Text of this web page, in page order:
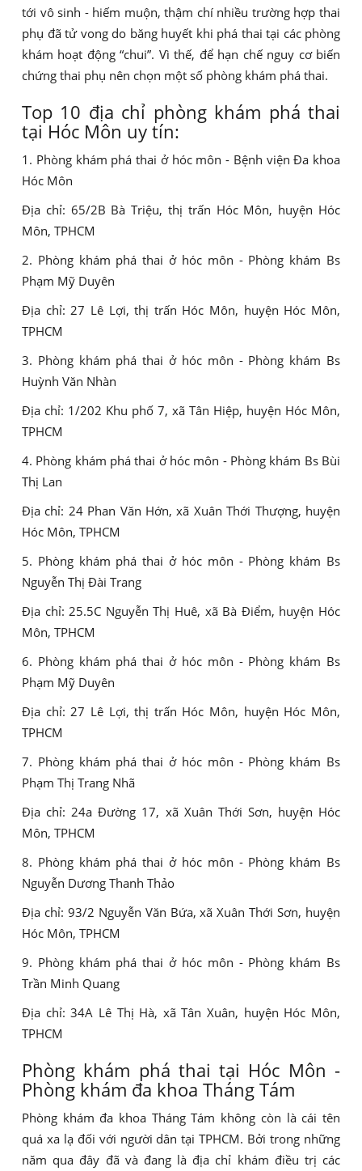
tới vô sinh - hiếm muộn, thậm chí nhiều trường hợp thai
phụ đã tử vong do băng huyết khi phá thai tại các phòng
khám hoạt động “chui”. Vì thế, để hạn chế nguy cơ biến
chứng thai phụ nên chọn một số phòng khám phá thai.
Top 10 địa chỉ phòng khám phá thai
tại Hóc Môn uy tín:
1. Phòng khám phá thai ở hóc môn - Bệnh viện Đa khoa
Hóc Môn
Địa chỉ: 65/2B Bà Triệu, thị trấn Hóc Môn, huyện Hóc
Môn, TPHCM
2. Phòng khám phá thai ở hóc môn - Phòng khám Bs
Phạm Mỹ Duyên
Địa chỉ: 27 Lê Lợi, thị trấn Hóc Môn, huyện Hóc Môn,
TPHCM
3. Phòng khám phá thai ở hóc môn - Phòng khám Bs
Huỳnh Văn Nhàn
Địa chỉ: 1/202 Khu phố 7, xã Tân Hiệp, huyện Hóc Môn,
TPHCM
4. Phòng khám phá thai ở hóc môn - Phòng khám Bs Bùi
Thị Lan
Địa chỉ: 24 Phan Văn Hớn, xã Xuân Thới Thượng, huyện
Hóc Môn, TPHCM
5. Phòng khám phá thai ở hóc môn - Phòng khám Bs
Nguyễn Thị Đài Trang
Địa chỉ: 25.5C Nguyễn Thị Huê, xã Bà Điểm, huyện Hóc
Môn, TPHCM
6. Phòng khám phá thai ở hóc môn - Phòng khám Bs
Phạm Mỹ Duyên
Địa chỉ: 27 Lê Lợi, thị trấn Hóc Môn, huyện Hóc Môn,
TPHCM
7. Phòng khám phá thai ở hóc môn - Phòng khám Bs
Phạm Thị Trang Nhã
Địa chỉ: 24a Đường 17, xã Xuân Thới Sơn, huyện Hóc
Môn, TPHCM
8. Phòng khám phá thai ở hóc môn - Phòng khám Bs
Nguyễn Dương Thanh Thảo
Địa chỉ: 93/2 Nguyễn Văn Bứa, xã Xuân Thới Sơn, huyện
Hóc Môn, TPHCM
9. Phòng khám phá thai ở hóc môn - Phòng khám Bs
Trần Minh Quang
Địa chỉ: 34A Lê Thị Hà, xã Tân Xuân, huyện Hóc Môn,
TPHCM
Phòng khám phá thai tại Hóc Môn -
Phòng khám đa khoa Tháng Tám
Phòng khám đa khoa Tháng Tám không còn là cái tên
quá xa lạ đối với người dân tại TPHCM. Bởi trong những
năm qua đây đã và đang là địa chỉ khám điều trị các